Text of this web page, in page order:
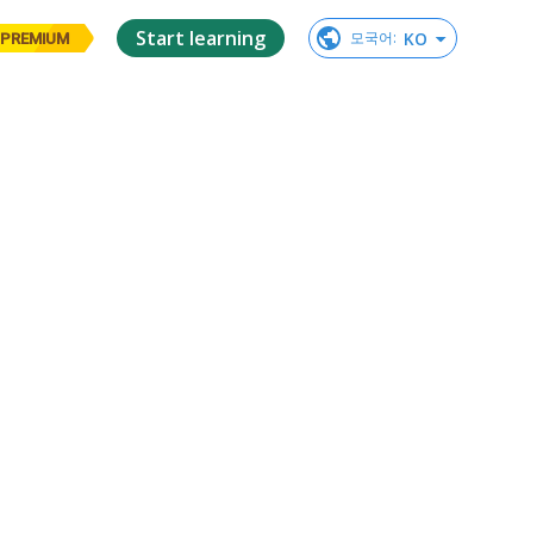
PREMIUM Start learning 모국어: KO